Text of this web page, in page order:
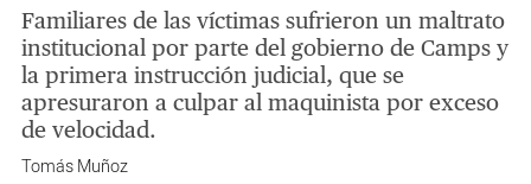
Familiares de las víctimas sufrieron un maltrato
institucional por parte del gobierno de Camps y
la primera instrucción judicial, que se
apresuraron a culpar al maquinista por exceso
de velocidad.
Tomás Muñoz